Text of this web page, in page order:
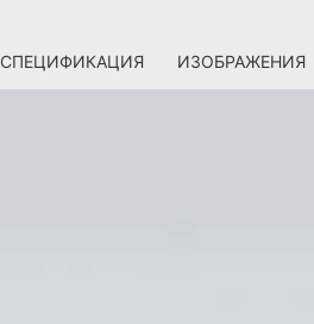
СПЕЦИФИКАЦИЯ ИЗОБРАЖЕНИЯ